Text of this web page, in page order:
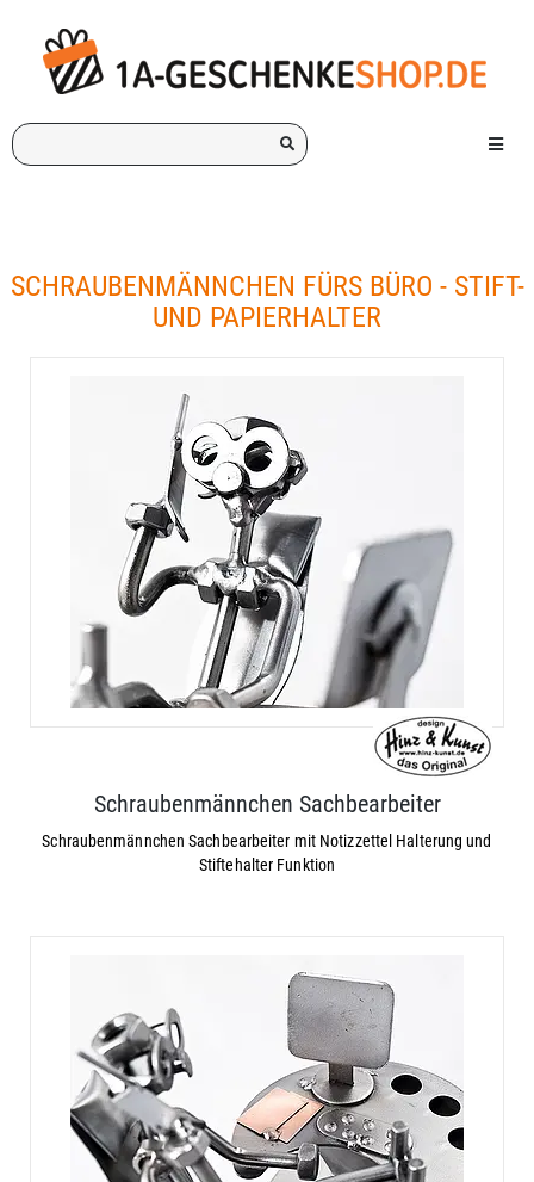
Ich
suche
Menü
SCHRAUBENMÄNNCHEN FÜRS BÜRO - STIFT-
UND PAPIERHALTER
Schraubenmännchen Sachbearbeiter
Schraubenmännchen Sachbearbeiter mit Notizzettel Halterung und
Stiftehalter Funktion